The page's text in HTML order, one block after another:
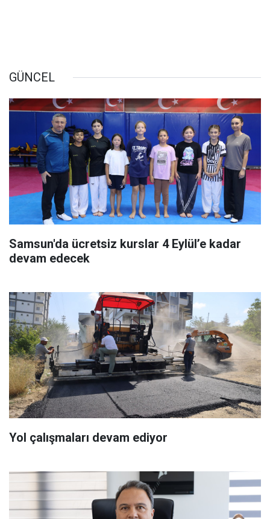
GÜNCEL
Samsun'da ücretsiz kurslar 4 Eylül’e kadar
devam edecek
Yol çalışmaları devam ediyor